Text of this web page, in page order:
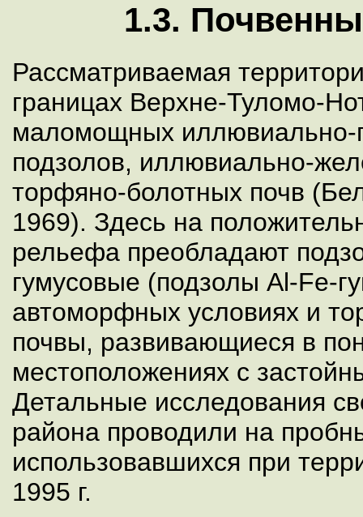
1.3.
Рассматриваемая
границах Верхне-Туломо-
маломощных иллювиально-
подзолов, иллювиально-
торфяно-болотных почв
1969). Здесь на
рельефа преобладают
гумусовые (подзолы Al-Fe-
автоморфных условиях и
почвы, развивающиеся в
местоположениях с
Детальные исследования
района проводили на
использовавшихся при
1995 г.